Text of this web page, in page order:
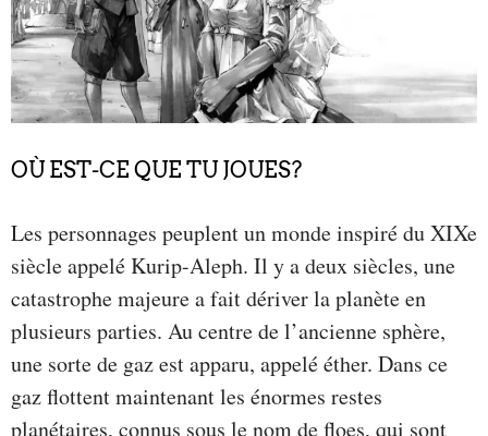
OÙ EST-CE QUE TU JOUES?
Les personnages peuplent un monde inspiré du XIXe
siècle appelé Kurip-Aleph. Il y a deux siècles, une
catastrophe majeure a fait dériver la planète en
plusieurs parties. Au centre de l’ancienne sphère,
une sorte de gaz est apparu, appelé éther. Dans ce
gaz flottent maintenant les énormes restes
planétaires, connus sous le nom de floes, qui sont